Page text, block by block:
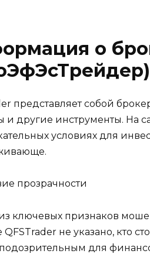
о
представляет собой
и другие инструменты. На
условиях для
прозрачности
ключевых признаков
QFSTrader не указано, кто
для